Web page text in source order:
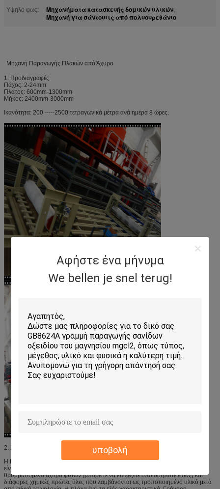
Αφήστε ένα μήνυμα
We bellen je snel terug!
υποβολή
Υψηλό φως:
Μηχανήματα κατασκευής δομικών υλικών,
Μηχανή για σάντουιτς από πολυουρεθάνιο
Μηχανή Παραγωγής Πλακών από Άχυρο
1. Προδιαγραφές:
Πάχος: 2-24mm
Πλάτος: 600mm-1300mm
Μήκος: 2400mm-3000mm
Ικανότητα: 200 -----2500 τετραγωνικά μέτρα ανά ημέρα 8 ώρες.
2. Χρήση του Προϊόντος
Η Πλάκα Οξειδίου του Μαγνησίου (Πλάκα Γυαλιού Μαγνησίου ή Πλάκα MGO)
είναι κατασκευασμένη από υλικά πλήρωσης, όπως πριονίδι και κάθε είδους
θρυμματισμένο άχυρο φυτών (μπορείτε να επιλέξετε οποιοδήποτε είδος) και
διάφορες χημικές πρώτες ύλες που λαμβάνονται ως τροποποιημένο υλικό μετά